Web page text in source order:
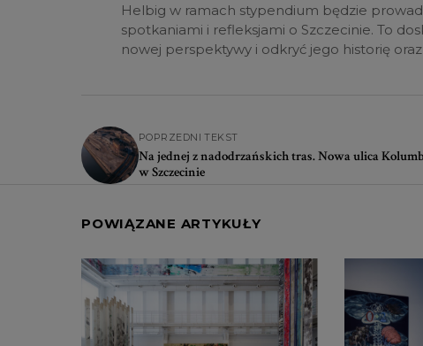
Helbig w ramach stypendium będzie
spotkaniami i refleksjami o Szczecinie. To
nowej perspektywy i odkryć jego historię
POPRZEDNI TEKST
Na jednej z nadodrzańskich tras. Nowa ulica
w Szczecinie
POWIĄZANE ARTYKUŁY